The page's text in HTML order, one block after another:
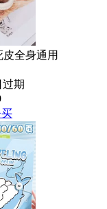
全身通用
期